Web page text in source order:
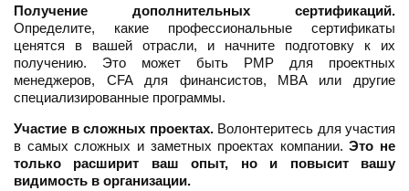
Получение дополнительных сертификаций.
Определите, какие профессиональные сертификаты
ценятся в вашей отрасли, и начните подготовку к их
получению. Это может быть PMP для проектных
менеджеров, CFA для финансистов, MBA или другие
специализированные программы.
Участие в сложных проектах.Волонтеритесь для участия
в самых сложных и заметных проектах компании.Это не
только расширит ваш опыт, но и повысит вашу
видимость в организации.